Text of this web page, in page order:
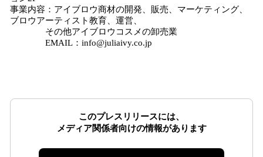
事業内容：アイブロウ商材の開発、販売、マーケティング、
ブロウアーティスト教育、運営、
その他アイブロウコスメの卸売業
EMAIL：info@juliaivy.co.jp
このプレスリリースには、
メディア関係者向けの情報があります